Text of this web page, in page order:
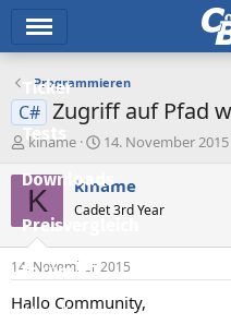
Ticker
Tests
Downloads
Preisvergleich
Forum
Aktuelles
Programmieren
C# Zugriff auf Pfad
E
s
e
e
r
kiname
E
s
e
l
t
a
14. November 2015
K kiname
Cadet 3rd Year
14. November 2015
Hallo Community,